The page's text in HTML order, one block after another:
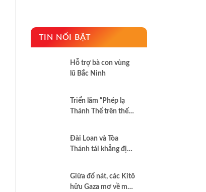
TIN NỔI BẬT
Hỗ trợ bà con vùng
lũ Bắc Ninh
Triển lãm “Phép lạ
Thánh Thể trên thế
Đài Loan và Tòa
Thánh tái khẳng định
hòa bình và dân chủ
Giữa đổ nát, các Kitô
hữu Gaza mơ về một